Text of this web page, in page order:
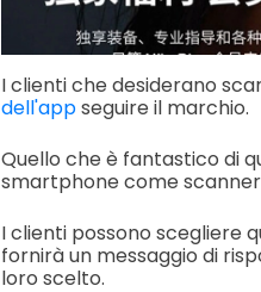
I clienti che desiderano
dell'appseguire il marchio.
Quello che è fantastico di
smartphone come scanner
I clienti possono scegliere
fornirà un messaggio di
loro scelto.